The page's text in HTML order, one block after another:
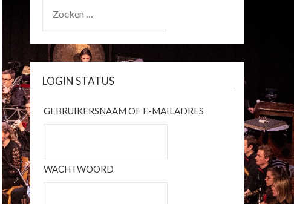
NAAR:
LOGIN STATUS
GEBRUIKERSNAAM OF E-MAILADRES
WACHTWOORD